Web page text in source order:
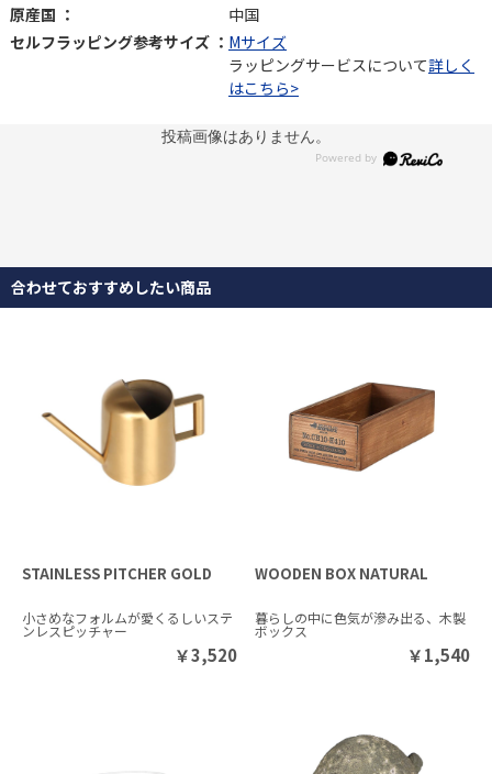
原産国 ：
中国
セルフラッピング参考サイズ ： Mサイズ
ラッピングサービスについて詳しく
はこちら>
投稿画像はありません。
合わせておすすめしたい商品
STAINLESS PITCHER GOLD
小さめなフォルムが愛くるしいステ
ンレスピッチャー
￥3,520
WOODEN BOX NATURAL
暮らしの中に色気が滲み出る、木製
ボックス
￥1,540